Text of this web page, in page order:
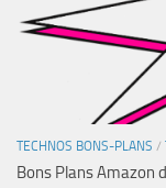
TECHNOS BONS-PLANS /
Bons Plans Amazon